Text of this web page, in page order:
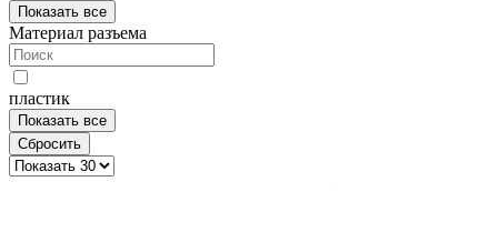
Показать все
Материал разъема
пластик
Показать все
Сбросить